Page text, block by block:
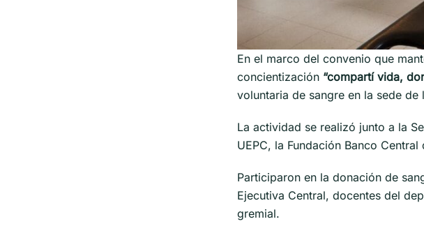
En el marco del convenio que
concientización “compartí vida,
voluntaria de sangre en la sede de
La actividad se realizó junto a la
UEPC, la Fundación Banco
Participaron en la donación de
Ejecutiva Central, docentes del
gremial.